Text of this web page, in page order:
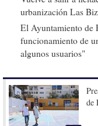
urbanización Las
El Ayuntamiento de
funcionamiento de
algunos usuarios"
de